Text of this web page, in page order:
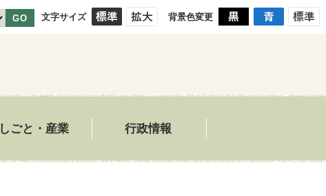
GO 文字サイズ 背景色変更
しごと・産業 行政情報